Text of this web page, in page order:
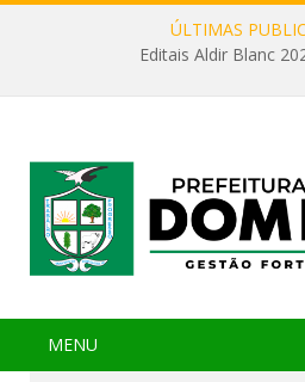
ÚLTIMAS
Editais Aldir Blanc
MENU